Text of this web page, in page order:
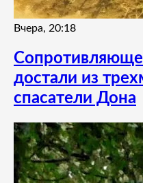
Вчера, 20:18
достали из
спасатели Дона